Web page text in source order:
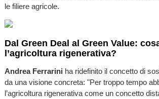
le filiere agricole.
Dal Green Deal al Green Value:
l’agricoltura rigenerativa?
Andrea Ferrarini ha ridefinito il concetto di
da una visione concreta: "Per troppo tempo
l’agricoltura rigenerativa come un concetto